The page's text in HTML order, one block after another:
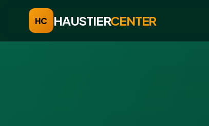
HC HAUSTIERCENTER